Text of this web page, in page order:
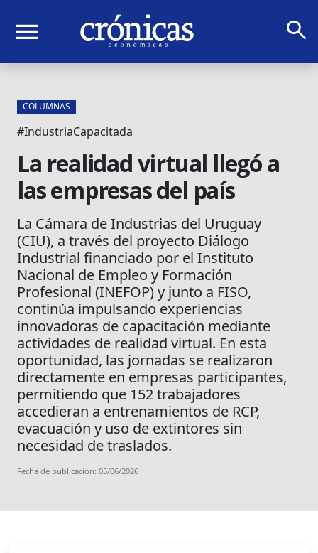
menu search
COLUMNAS
#IndustriaCapacitada
La realidad virtual llegó a
las empresas del país
La Cámara de Industrias del Uruguay
(CIU), a través del proyecto Diálogo
Industrial financiado por el Instituto
Nacional de Empleo y Formación
Profesional (INEFOP) y junto a FISO,
continúa impulsando experiencias
innovadoras de capacitación mediante
actividades de realidad virtual. En esta
oportunidad, las jornadas se realizaron
directamente en empresas participantes,
permitiendo que 152 trabajadores
accedieran a entrenamientos de RCP,
evacuación y uso de extintores sin
necesidad de traslados.
Fecha de publicación: 05/06/2026